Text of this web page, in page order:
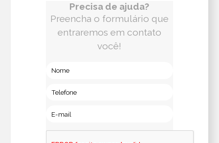
Precisa de ajuda?
Preencha o formulário que
entraremos em contato
você!